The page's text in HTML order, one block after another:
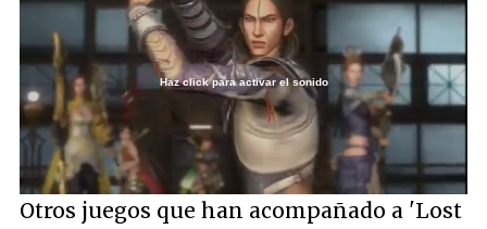
Unmute
45.73%
Haz click para activar el sonido
Otros juegos que han acompañado a 'Lost